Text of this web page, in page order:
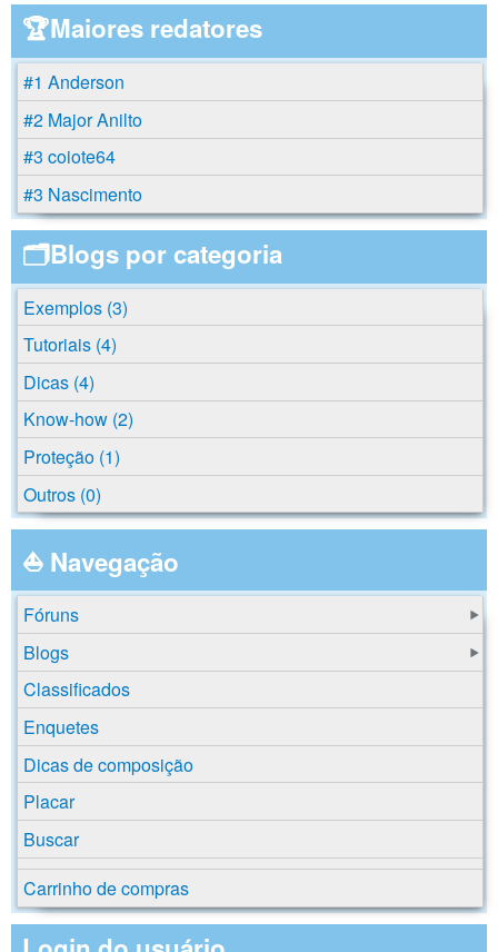
🏆Maiores redatores
#1 Anderson
#2 Major Anilto
#3 coiote64
#3 Nascimento
🗂️Blogs por categoria
Exemplos (3)
Tutoriais (4)
Dicas (4)
Know-how (2)
Proteção (1)
Outros (0)
⛵ Navegação
Fóruns
Blogs
Classificados
Enquetes
Dicas de composição
Placar
Buscar
Carrinho de compras